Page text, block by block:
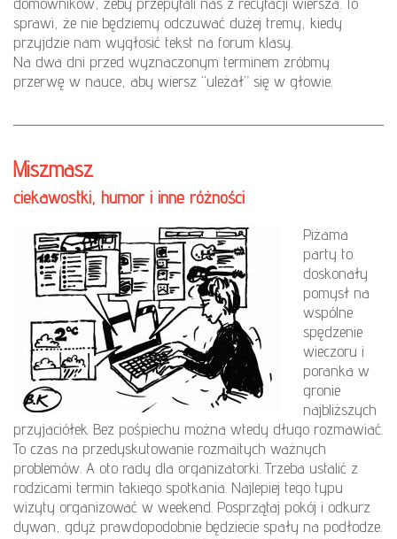
sprawi, że nie będziemy odczuwać dużej tremy, kiedy
przyjdzie nam wygłosić tekst na forum klasy.
Na dwa dni przed wyznaczonym terminem zróbmy
przerwę w nauce, aby wiersz “uleżał” się w głowie.
Miszmasz
ciekawostki, humor i inne różności
Piżama
party to
doskonały
pomysł na
wspólne
spędzenie
wieczoru i
poranka w
gronie
najbliższych
przyjaciółek. Bez pośpiechu można wtedy długo rozmawiać.
To czas na przedyskutowanie rozmaitych ważnych
problemów. A oto rady dla organizatorki. Trzeba ustalić z
rodzicami termin takiego spotkania. Najlepiej tego typu
wizyty organizować w weekend. Posprzątaj pokój i odkurz
dywan, gdyż prawdopodobnie będziecie spały na podłodze.